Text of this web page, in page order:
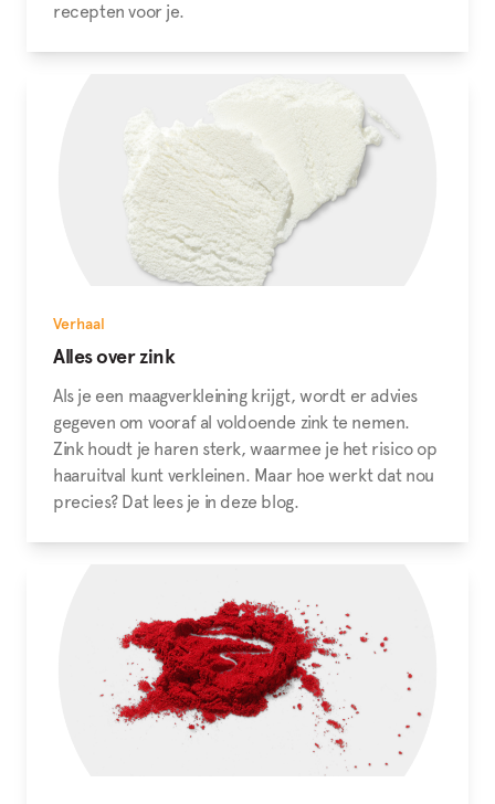
recepten voor je.
Verhaal
Alles over zink
Als je een maagverkleining krijgt, wordt er advies
gegeven om vooraf al voldoende zink te nemen.
Zink houdt je haren sterk, waarmee je het risico op
haaruitval kunt verkleinen. Maar hoe werkt dat nou
precies? Dat lees je in deze blog.